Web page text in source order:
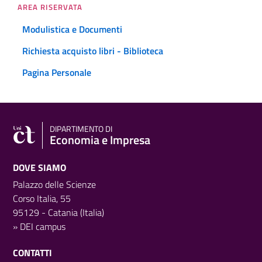
AREA RISERVATA
Modulistica e Documenti
Richiesta acquisto libri - Biblioteca
Pagina Personale
DIPARTIMENTO DI
Economia e Impresa
DOVE SIAMO
Palazzo delle Scienze
Corso Italia, 55
95129 - Catania (Italia)
» DEI campus
CONTATTI